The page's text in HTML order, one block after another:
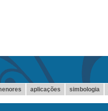
aplicações simbologia